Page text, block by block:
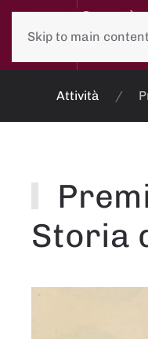
Skip to main content
Attività
Storia